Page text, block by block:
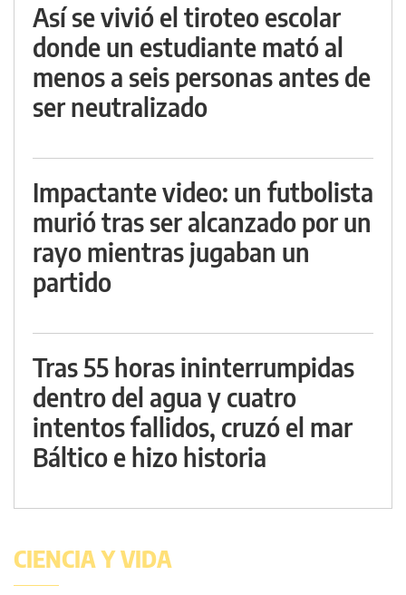
Así se vivió el tiroteo escolar
donde un estudiante mató al
menos a seis personas antes de
ser neutralizado
Impactante video: un futbolista
murió tras ser alcanzado por un
rayo mientras jugaban un
partido
Tras 55 horas ininterrumpidas
dentro del agua y cuatro
intentos fallidos, cruzó el mar
Báltico e hizo historia
CIENCIA Y VIDA